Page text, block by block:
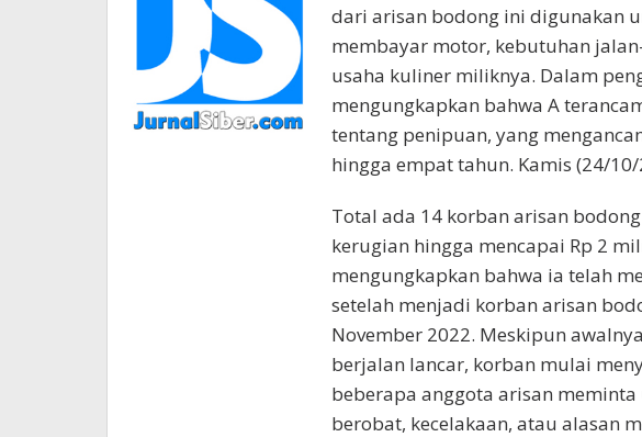
dari arisan bodong ini digunakan
membayar motor, kebutuhan
usaha kuliner miliknya. Dalam
mengungkapkan bahwa A
tentang penipuan, yang
hingga empat tahun. Kamis (24/
Total ada 14 korban arisan
kerugian hingga mencapai Rp 2
mengungkapkan bahwa ia telah
setelah menjadi korban arisan
November 2022. Meskipun
berjalan lancar, korban mulai
beberapa anggota arisan
berobat, kecelakaan, atau alasan